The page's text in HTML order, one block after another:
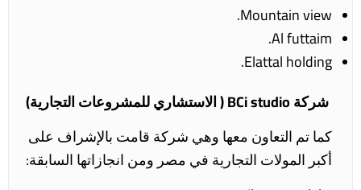
Mountain view.
Al futtaim.
Elattal holding.
شركة BCi studio ( الاستشاري للمشروعات التجارية)
كما تم التعاون معها وهي شركة قامت بالإشراف على
أكبر المولات التجارية في مصر ومن انجازاتها السابقة: